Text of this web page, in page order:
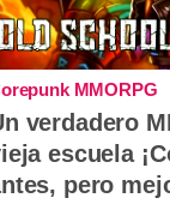
MMORPG
verdadero
escuela
pero